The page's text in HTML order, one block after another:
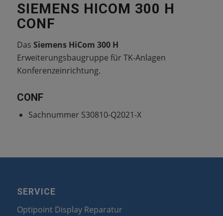
SIEMENS HICOM 300 H
CONF
Das Siemens HiCom 300 H
Erweiterungsbaugruppe für TK-Anlagen
Konferenzeinrichtung.
CONF
Sachnummer S30810-Q2021-X
SERVICE
Optipoint Display Reparatur